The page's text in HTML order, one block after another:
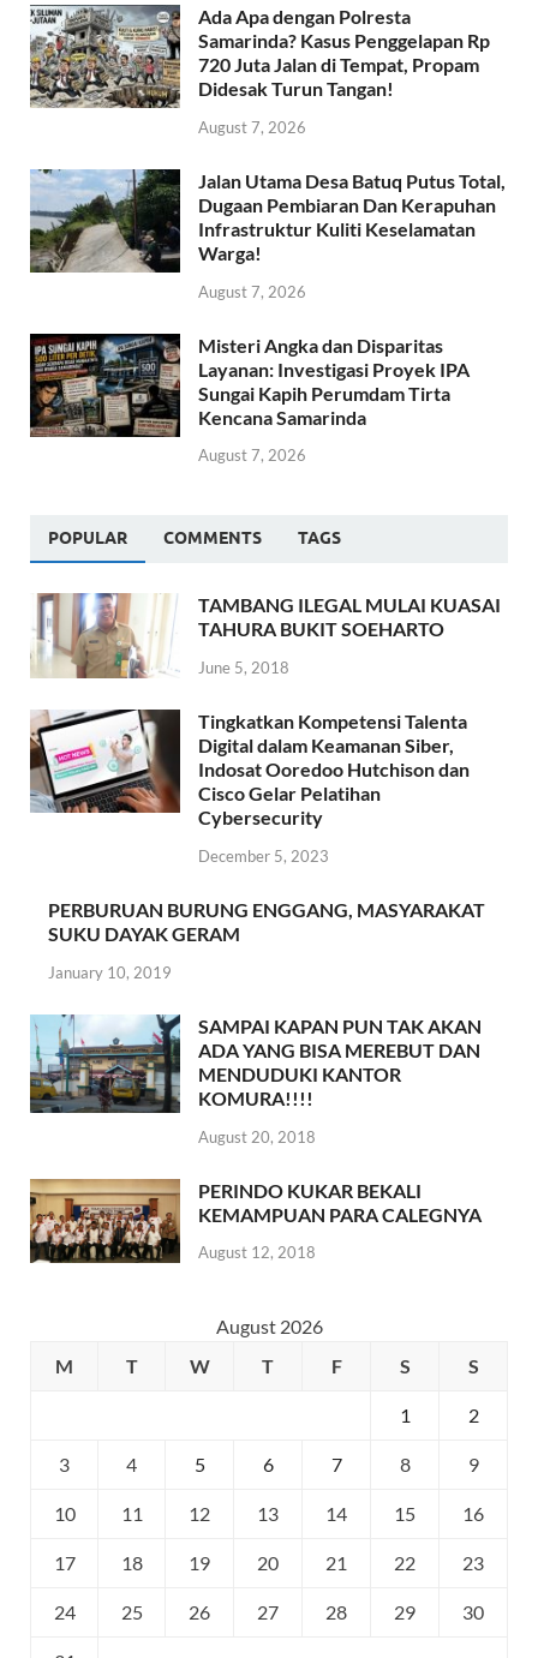
Ada Apa dengan Polresta
Samarinda? Kasus Penggelapan Rp
720 Juta Jalan di Tempat, Propam
Didesak Turun Tangan!
August 7, 2026
Jalan Utama Desa Batuq Putus Total,
Dugaan Pembiaran Dan Kerapuhan
Infrastruktur Kuliti Keselamatan
Warga!
August 7, 2026
Misteri Angka dan Disparitas
Layanan: Investigasi Proyek IPA
Sungai Kapih Perumdam Tirta
Kencana Samarinda
August 7, 2026
POPULAR COMMENTS TAGS
TAMBANG ILEGAL MULAI KUASAI
TAHURA BUKIT SOEHARTO
June 5, 2018
Tingkatkan Kompetensi Talenta
Digital dalam Keamanan Siber,
Indosat Ooredoo Hutchison dan
Cisco Gelar Pelatihan
Cybersecurity
December 5, 2023
PERBURUAN BURUNG ENGGANG, MASYARAKAT
SUKU DAYAK GERAM
January 10, 2019
SAMPAI KAPAN PUN TAK AKAN
ADA YANG BISA MEREBUT DAN
MENDUDUKI KANTOR
KOMURA!!!!
August 20, 2018
PERINDO KUKAR BEKALI
KEMAMPUAN PARA CALEGNYA
August 12, 2018
August 2026
M
T W T F S S
1 2
3 4 5 6 7 8 9
10 11 12 13 14 15 16
17 18 19 20 21 22 23
24 25 26 27 28 29 30